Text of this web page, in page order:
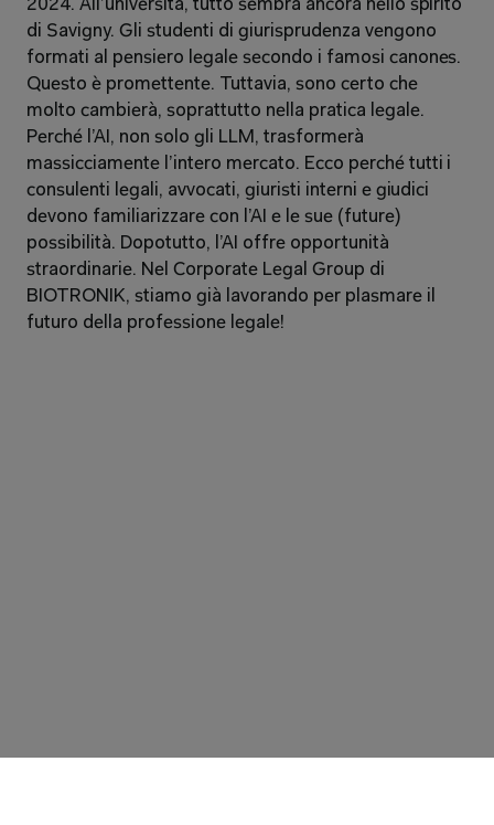
2024. All’università, tutto sembra ancora nello spirito
di Savigny. Gli studenti di giurisprudenza vengono
formati al pensiero legale secondo i famosi canones.
Questo è promettente. Tuttavia, sono certo che
molto cambierà, soprattutto nella pratica legale.
Perché l’AI, non solo gli LLM, trasformerà
massicciamente l’intero mercato. Ecco perché tutti i
consulenti legali, avvocati, giuristi interni e giudici
devono familiarizzare con l’AI e le sue (future)
possibilità. Dopotutto, l’AI offre opportunità
straordinarie. Nel Corporate Legal Group di
BIOTRONIK, stiamo già lavorando per plasmare il
futuro della professione legale!